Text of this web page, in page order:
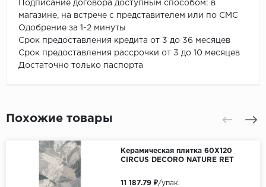
Подписание договора доступным способом: в
магазине, на встрече с представителем или по СМС
Одобрение за 1-2 минуты
Срок предоставления кредита от 3 до 36 месяцев
Срок предоставления рассрочки от 3 до 10 месяцев
Достаточно только паспорта
Похожие товары
Керамическая плитка 60X120
CIRCUS DECORO NATURE RET
11 187.79 ₽/упак.